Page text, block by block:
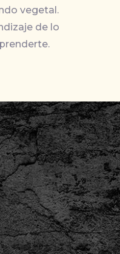
vegetal.
de lo